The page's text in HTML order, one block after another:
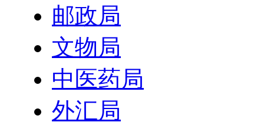
邮政局
文物局
中医药局
外汇局